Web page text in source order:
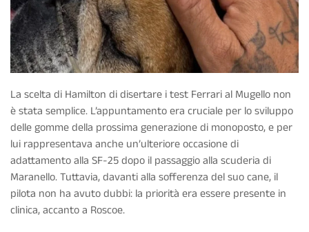
La scelta di Hamilton di disertare i test Ferrari al Mugello non
è stata semplice. L’appuntamento era cruciale per lo sviluppo
delle gomme della prossima generazione di monoposto, e per
lui rappresentava anche un’ulteriore occasione di
adattamento alla SF-25 dopo il passaggio alla scuderia di
Maranello. Tuttavia, davanti alla sofferenza del suo cane, il
pilota non ha avuto dubbi: la priorità era essere presente in
clinica, accanto a Roscoe.